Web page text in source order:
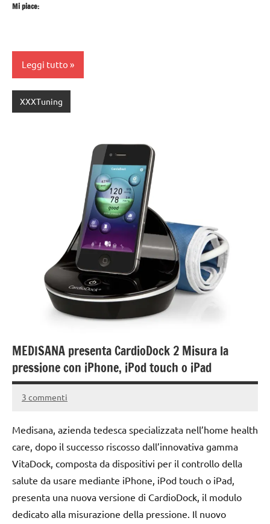
Mi piace:
Leggi tutto
XXXTuning
MEDISANA presenta CardioDock 2 Misura la
pressione con iPhone, iPod touch o iPad
18
2016
Andrea
3 commenti
Medisana, azienda tedesca specializzata nell’home health
care, dopo il successo riscosso dall’innovativa gamma
VitaDock, composta da dispositivi per il controllo della
salute da usare mediante iPhone, iPod touch o iPad,
presenta una nuova versione di CardioDock, il modulo
dedicato alla misurazione della pressione. Il nuovo